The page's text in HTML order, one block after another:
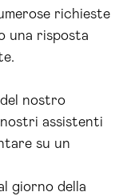
richieste
una risposta
nostro
assistenti
su un
giorno della